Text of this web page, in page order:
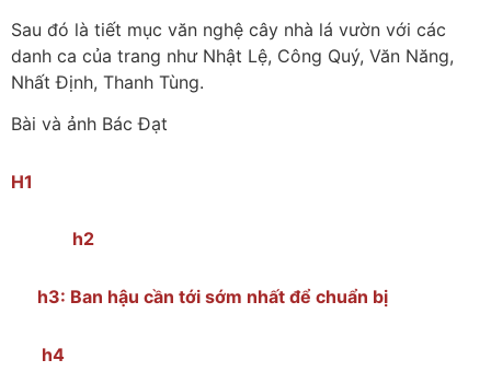
Sau đó là tiết mục văn nghệ cây nhà lá vườn với các
danh ca của trang như Nhật Lệ, Công Quý, Văn Năng,
Nhất Định, Thanh Tùng.
Bài và ảnh Bác Đạt
H1
h2
h3: Ban hậu cần tới sớm nhất để chuẩn bị
h4